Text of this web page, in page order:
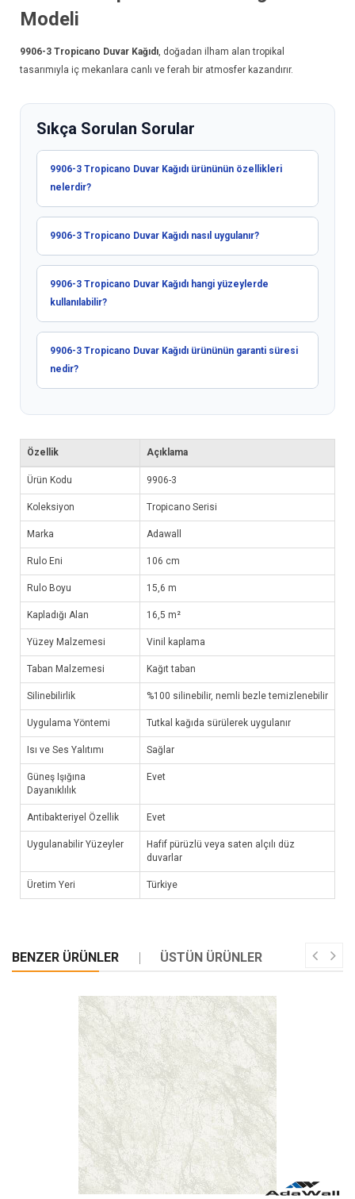
Modeli
9906-3 Tropicano Duvar Kağıdı , doğadan ilham alan tropikal
tasarımıyla iç mekanlara canlı ve ferah bir atmosfer kazandırır.
Sıkça Sorulan Sorular
9906-3 Tropicano Duvar Kağıdı ürününün özellikleri
nelerdir?
9906-3 Tropicano Duvar Kağıdı nasıl uygulanır?
9906-3 Tropicano Duvar Kağıdı hangi yüzeylerde
kullanılabilir?
9906-3 Tropicano Duvar Kağıdı ürününün garanti süresi
nedir?
Özellik Açıklama
Ürün Kodu 9906-3
Koleksiyon Tropicano Serisi
Marka Adawall
Rulo Eni 106 cm
Rulo Boyu 15,6 m
Kapladığı Alan 16,5 m²
Yüzey Malzemesi Vinil kaplama
Taban Malzemesi Kağıt taban
Silinebilirlik %100 silinebilir, nemli bezle temizlenebilir
Uygulama Yöntemi Tutkal kağıda sürülerek uygulanır
Isı ve Ses Yalıtımı Sağlar
Güneş Işığına
Dayanıklılık
Evet
Antibakteriyel Özellik Evet
Uygulanabilir Yüzeyler
Hafif pürüzlü veya saten alçılı düz
duvarlar
Üretim Yeri Türkiye
BENZER ÜRÜNLER ÜSTÜN ÜRÜNLER